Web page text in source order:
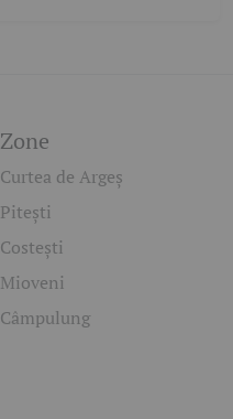
Zone
Curtea de Argeș
Pitești
Costești
Mioveni
Câmpulung